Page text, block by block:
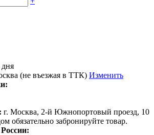
дня
(не въезжая в ТТК) Изменить
г. Москва, 2-й Южнопортовый проезд, 10
обязательно забронируйте товар.